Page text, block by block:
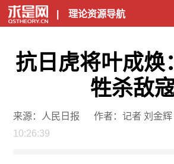
| 理论资源导航
抗日虎将叶成焕
牲杀敌
来源：人民日报 作者：记者 刘金辉
10:26:39